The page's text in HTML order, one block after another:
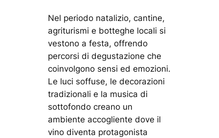
Nel periodo natalizio, cantine,
agriturismi e botteghe locali si
vestono a festa, offrendo
percorsi di degustazione che
coinvolgono sensi ed emozioni.
Le luci soffuse, le decorazioni
tradizionali e la musica di
sottofondo creano un
ambiente accogliente dove il
vino diventa protagonista